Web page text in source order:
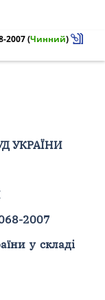
2007(Чинний)
УКРАЇНИ
2007
у складі